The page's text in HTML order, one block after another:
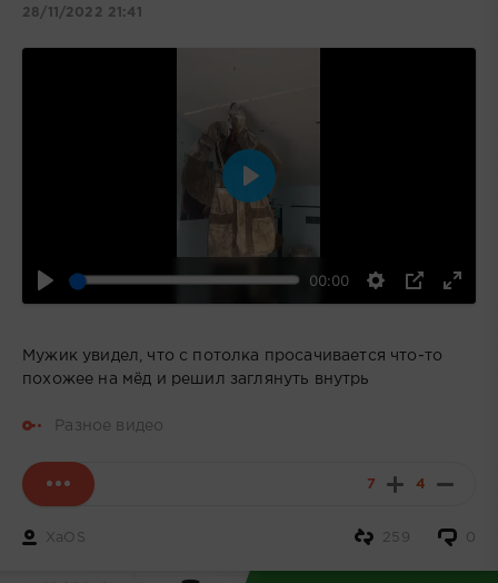
28/11/2022 21:41
00:00
Воспроизвести
Мужик увидел, что с потолка просачивается что-то
похожее на мёд и решил заглянуть внутрь
Разное видео
7 4
XaOS 0
259